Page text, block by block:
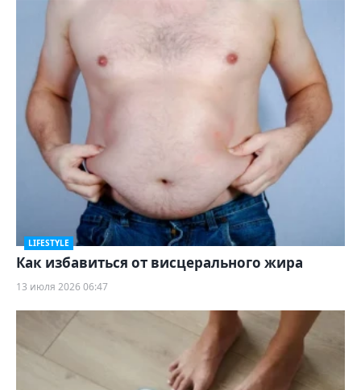
LIFESTYLE
Как избавиться от висцерального жира
13 июля 2026 06:47